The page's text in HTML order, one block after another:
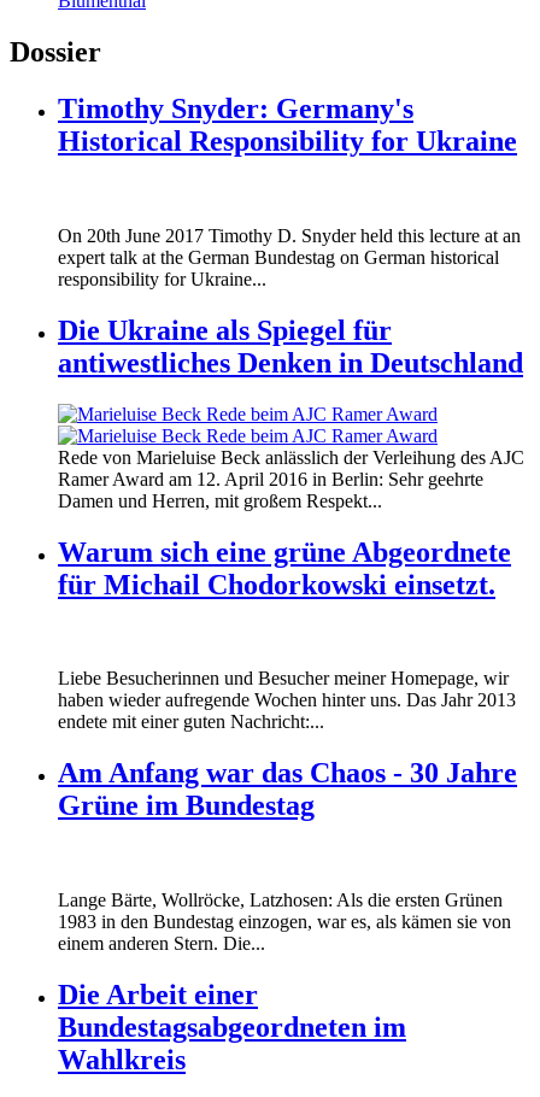
Dossier
Timothy Snyder: Germany's
Historical Responsibility for Ukraine
On 20th June 2017 Timothy D. Snyder held this lecture at an
expert talk at the German Bundestag on German historical
responsibility for Ukraine...
Die Ukraine als Spiegel für
antiwestliches Denken in Deutschland
160412_ramer_award.jpg
160412_ramer_award.jpg
Rede von Marieluise Beck anlässlich der Verleihung des AJC
Ramer Award am 12. April 2016 in Berlin: Sehr geehrte
Damen und Herren, mit großem Respekt...
Warum sich eine grüne Abgeordnete
für Michail Chodorkowski einsetzt.
Liebe Besucherinnen und Besucher meiner Homepage, wir
haben wieder aufregende Wochen hinter uns. Das Jahr 2013
endete mit einer guten Nachricht:...
Am Anfang war das Chaos - 30 Jahre
Grüne im Bundestag
Lange Bärte, Wollröcke, Latzhosen: Als die ersten Grünen
1983 in den Bundestag einzogen, war es, als kämen sie von
einem anderen Stern. Die...
Die Arbeit einer
Bundestagsabgeordneten im
Wahlkreis